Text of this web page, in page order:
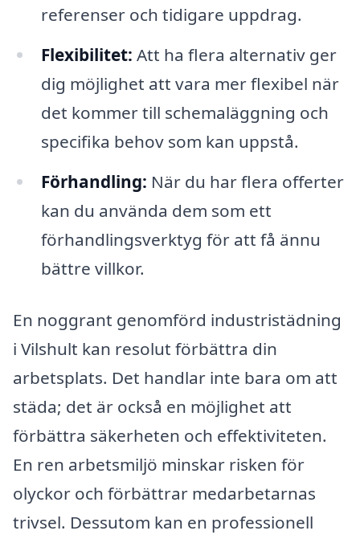
referenser och tidigare uppdrag.
Flexibilitet: Att ha flera alternativ ger
dig möjlighet att vara mer flexibel när
det kommer till schemaläggning och
specifika behov som kan uppstå.
Förhandling: När du har flera offerter
kan du använda dem som ett
förhandlingsverktyg för att få ännu
bättre villkor.
En noggrant genomförd industristädning
i Vilshult kan resolut förbättra din
arbetsplats. Det handlar inte bara om att
städa; det är också en möjlighet att
förbättra säkerheten och effektiviteten.
En ren arbetsmiljö minskar risken för
olyckor och förbättrar medarbetarnas
trivsel. Dessutom kan en professionell